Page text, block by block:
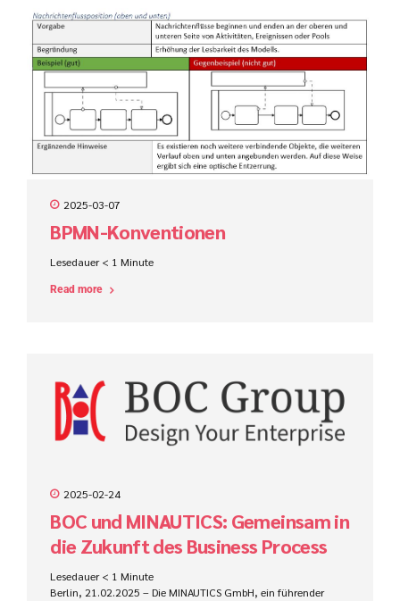
2025-03-07
BPMN-Konventionen
Lesedauer < 1 Minute
Read more
2025-02-24
BOC und MINAUTICS: Gemeinsam in
die Zukunft des Business Process
Management
Lesedauer < 1 Minute
Berlin, 21.02.2025 – Die MINAUTICS GmbH, ein führender